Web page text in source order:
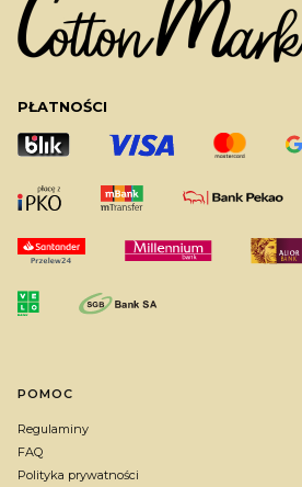
PŁATNOŚCI
Linki w stopce
POMOC
Regulaminy
FAQ
Polityka prywatności